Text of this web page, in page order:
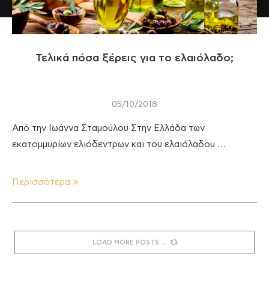
Τελικά πόσα ξέρεις για το ελαιόλαδο;
05/10/2018
Από την Ιωάννα Σταμούλου Στην Ελλάδα των
εκατομμυρίων ελιόδεντρων και του ελαιόλαδου …
Περισσότερα
LOAD MORE POSTS